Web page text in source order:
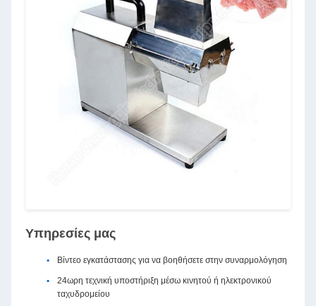
Υπηρεσίες μας
Βίντεο εγκατάστασης για να βοηθήσετε στην συναρμολόγηση
24ωρη τεχνική υποστήριξη μέσω κινητού ή ηλεκτρονικού
ταχυδρομείου